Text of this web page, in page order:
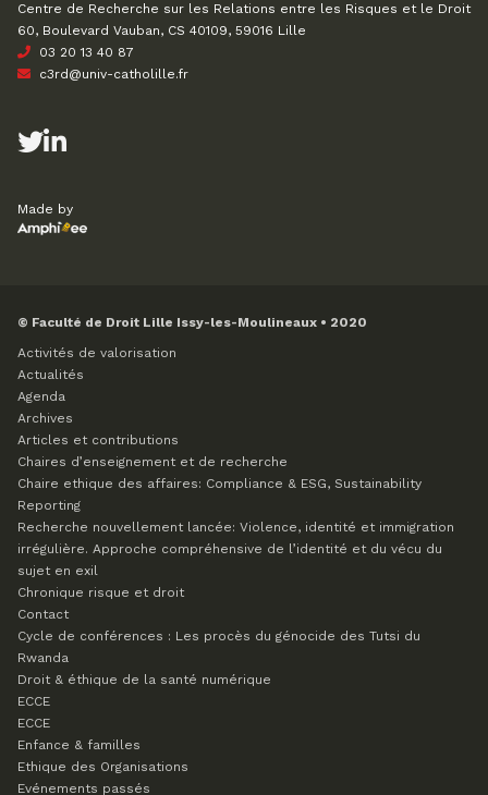
Centre de Recherche sur les Relations entre les Risques et le Droit
60, Boulevard Vauban, CS 40109, 59016 Lille
03 20 13 40 87
c3rd@univ-catholille.fr
Made by
© Faculté de Droit Lille Issy-les-Moulineaux • 2020
Activités de valorisation
Actualités
Agenda
Archives
Articles et contributions
Chaires d’enseignement et de recherche
Chaire ethique des affaires: Compliance & ESG, Sustainability
Reporting
Recherche nouvellement lancée: Violence, identité et immigration
irrégulière. Approche compréhensive de l’identité et du vécu du
sujet en exil
Chronique risque et droit
Contact
Cycle de conférences : Les procès du génocide des Tutsi du
Rwanda
Droit & éthique de la santé numérique
ECCE
ECCE
Enfance & familles
Ethique des Organisations
Evénements passés